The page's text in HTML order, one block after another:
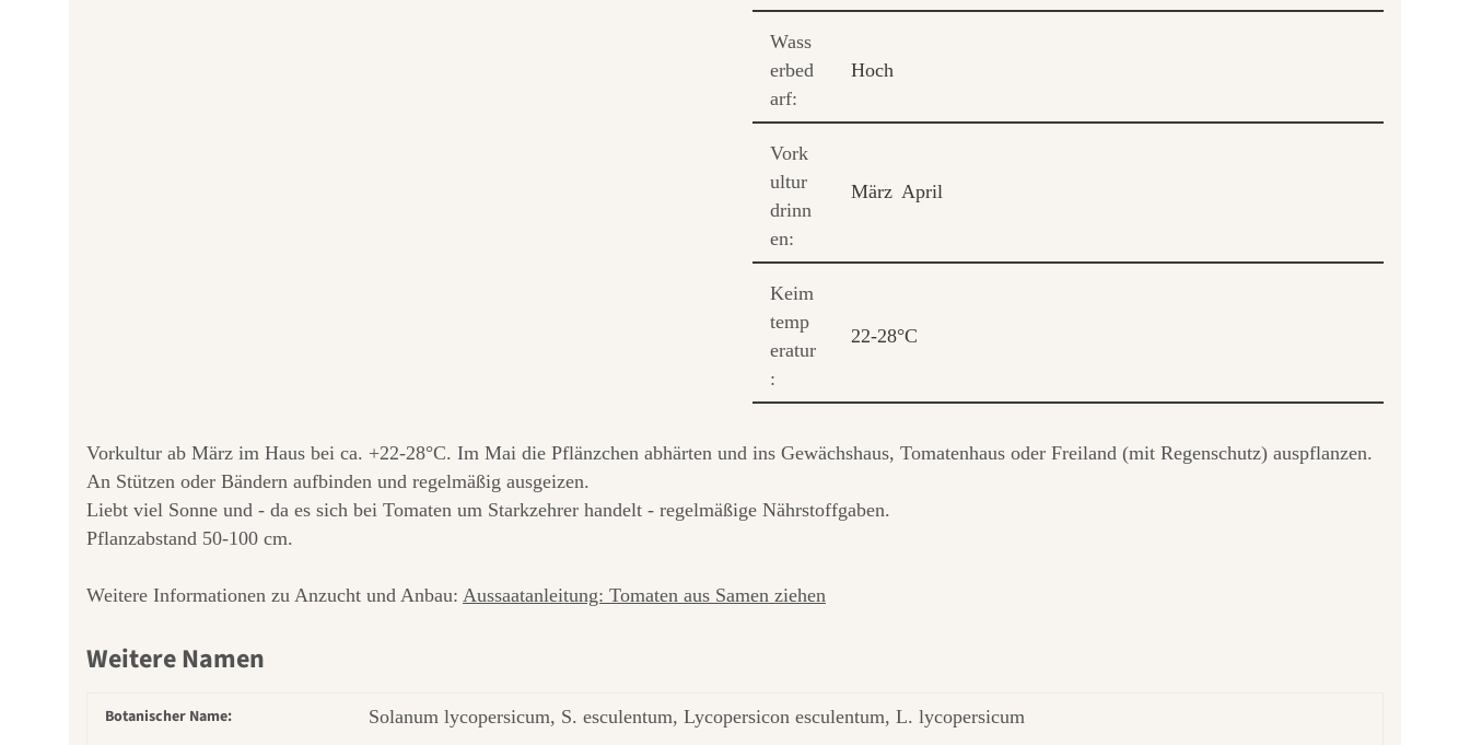
Wass
erbed
arf:
Hoch
Vork
ultur
drinn
en:
März April
Keim
temp
eratur
:
22-28°C
Vorkultur ab März im Haus bei ca. +22-28°C. Im Mai die Pflänzchen abhärten und ins Gewächshaus, Tomatenhaus oder Freiland (mit Regenschutz) auspflanzen.
An Stützen oder Bändern aufbinden und regelmäßig ausgeizen.
Liebt viel Sonne und - da es sich bei Tomaten um Starkzehrer handelt - regelmäßige Nährstoffgaben.
Pflanzabstand 50-100 cm.
Weitere Informationen zu Anzucht und Anbau: Aussaatanleitung: Tomaten aus Samen ziehen
Weitere Namen
Botanischer Name: Solanum lycopersicum, S. esculentum, Lycopersicon esculentum, L. lycopersicum